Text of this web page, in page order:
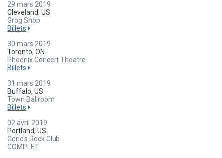
29 mars 2019
Cleveland, US
Grog Shop
Billets
30 mars 2019
Toronto, ON
Phoenix Concert Theatre
Billets
31 mars 2019
Buffalo, US
Town Ballroom
Billets
02 avril 2019
Portland, US
Geno's Rock Club
COMPLET